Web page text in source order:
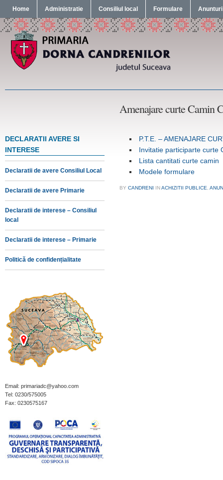
Home Administratie Consiliul local Formulare Anunturi
Amenajare curte Camin
DECLARATII AVERE SI
INTERESE
Declaratii de avere Consiliul Local
Declaratii de avere Primarie
Declaratii de interese – Consiliul
local
Declaratii de interese – Primarie
Politică de confidențialitate
Email: primariadc@yahoo.com
Tel: 0230/575005
Fax: 0230575167
P.T.E. – AMENAJARE
Invitatie participarte curte
Lista cantitati curte camin
Modele formulare
BY CANDRENI INACHIZITII PUBLICE